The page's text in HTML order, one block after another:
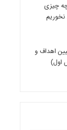
چیزی
اهداف و